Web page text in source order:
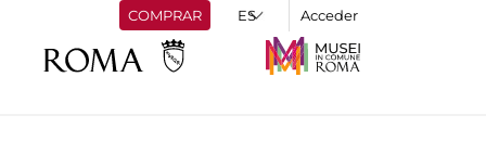
COMPRAR Acceder